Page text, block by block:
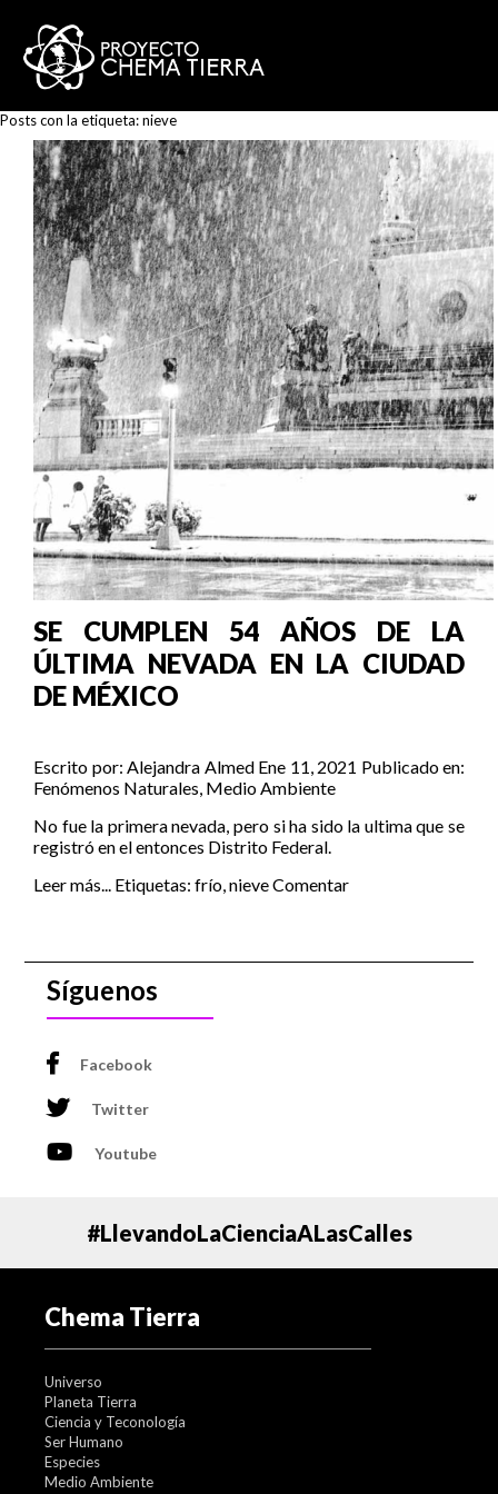
Posts con la etiqueta:nieve
SE CUMPLEN 54 AÑOS DE LA
ÚLTIMA NEVADA EN LA CIUDAD
DE MÉXICO
Escrito por: Alejandra Almed Ene 11, 2021 Publicado en:
Fenómenos Naturales, Medio Ambiente
No fue la primera nevada, pero si ha sido la ultima que se
registró en el entonces Distrito Federal.
Leer más... Etiquetas: frío,nieveComentar
Síguenos
Facebook
Twitter
Youtube
#LlevandoLaCienciaALasCalles
Chema Tierra
Universo
Planeta Tierra
Ciencia y Teconología
Ser Humano
Especies
Medio Ambiente